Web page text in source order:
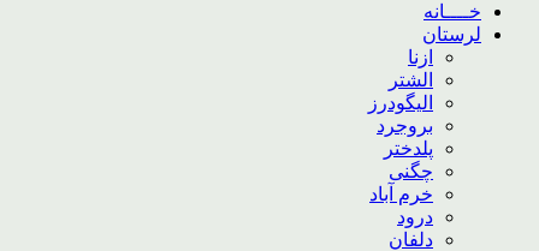
خــــانه
لرستان
ازنا
الشتر
الیگودرز
بروجرد
پلدختر
چگنی
خرم آباد
درود
دلفان